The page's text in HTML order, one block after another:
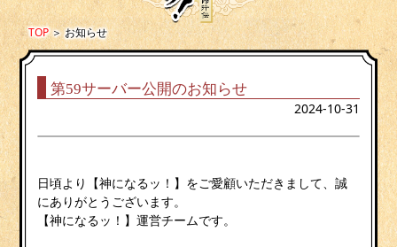
TOP＞お知らせ
第59サーバー公開のお知らせ
2024-10-31
日頃より【神になるッ！】をご愛顧いただきまして、誠
にありがとうございます。
【神になるッ！】運営チームです。